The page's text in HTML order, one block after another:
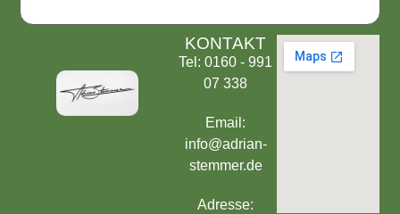
KONTAKT
Tel: 0160 - 991
07 338
Email:
info@adrian-
stemmer.de
Adresse: